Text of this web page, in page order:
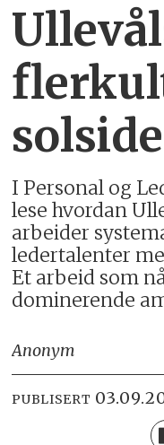
solside
I Personal og
lese hvordan
arbeider
ledertalenter
Et arbeid som
dominerende
Anonym
PUBLISERT